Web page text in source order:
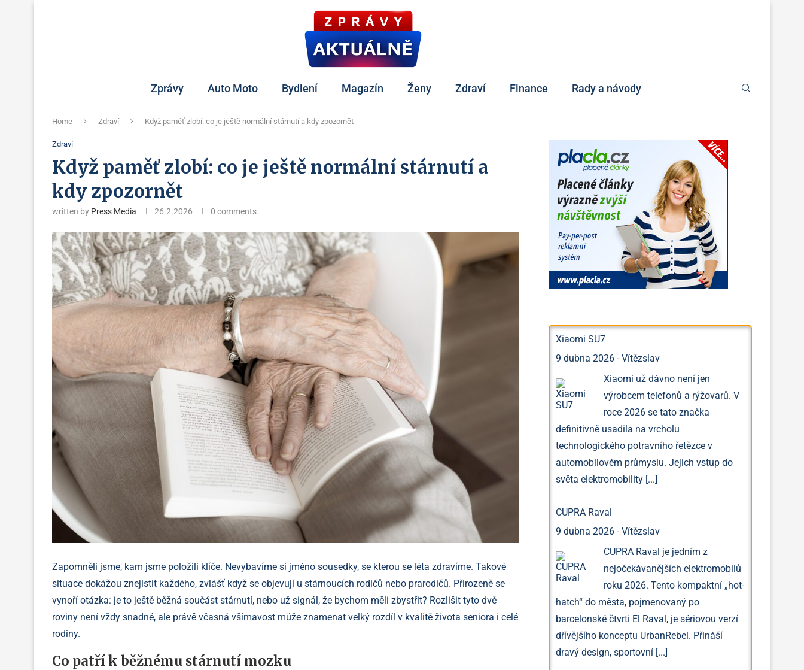
Zprávy Auto Moto Bydlení Magazín Ženy Zdraví Finance Rady a návody
Home Zdraví Když paměť zlobí: co je ještě normální stárnutí a kdy zpozornět
Zdraví
Když paměť zlobí: co je ještě normální stárnutí a
kdy zpozornět
written by Press Media 26.2.2026 0 comments
Zapomněli jsme, kam jsme položili klíče. Nevybavíme si jméno sousedky, se kterou se léta zdravíme. Takové
situace dokážou znejistit každého, zvlášť když se objevují u stárnoucích rodičů nebo prarodičů. Přirozeně se
vynoří otázka: je to ještě běžná součást stárnutí, nebo už signál, že bychom měli zbystřit? Rozlišit tyto dvě
roviny není vždy snadné, ale právě včasná všímavost může znamenat velký rozdíl v kvalitě života seniora i celé
rodiny.
Co patří k běžnému stárnutí mozku
Xiaomi SU7
9 dubna 2026 -Vítězslav
Xiaomi už dávno není jen
výrobcem telefonů a rýžovarů. V
roce 2026 se tato značka
definitivně usadila na vrcholu
technologického potravního řetězce v
automobilovém průmyslu. Jejich vstup do
světa elektromobility [...]
CUPRA Raval
9 dubna 2026 -Vítězslav
CUPRA Raval je jedním z
nejočekávanějších elektromobilů
roku 2026. Tento kompaktní „hot-
hatch“ do města, pojmenovaný po
barcelonské čtvrti El Raval, je sériovou verzí
dřívějšího konceptu UrbanRebel. Přináší
dravý design, sportovní [...]